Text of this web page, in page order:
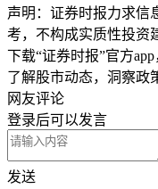
声明：证券时报力求信
考，不构成实质性投资
下载“证券时报”官方
了解股市动态，洞察政
网友评论
登录后可以发言
发送